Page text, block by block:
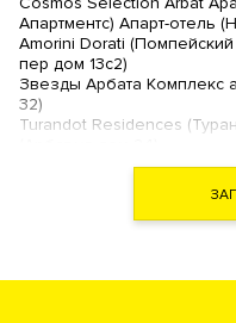
Апартментс) Апарт-отель
Amorini Dorati
пер дом 13с2)
Звезды Арбата Комплекс
32)
Turandot Residences
Artisan (Артизан)
Дом Наркомфина
Дом на Хлебном (Хлебный
The Book (Зе Бук)
б-р дом 12)